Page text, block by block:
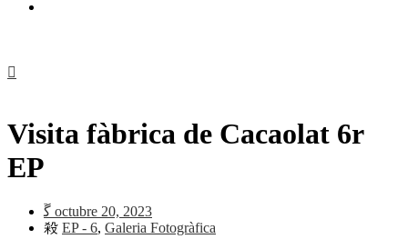
Visita fàbrica de Cacaolat 6r
EP
octubre 20, 2023
EP - 6, Galeria Fotogràfica